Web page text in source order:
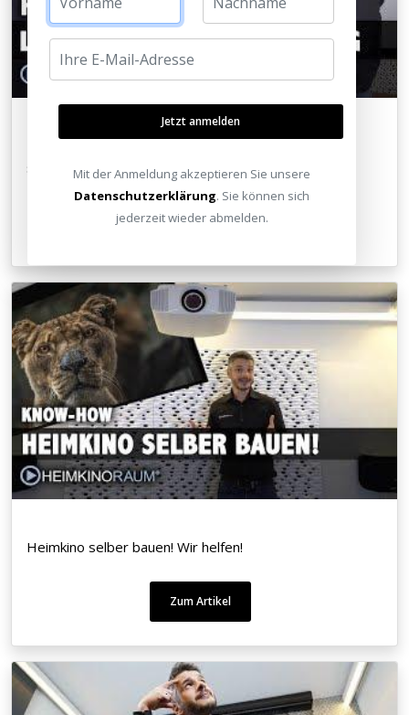
stellen? Spikes? etc.
Zum Artikel
Heimkino selber bauen! Wir helfen!
Zum Artikel
Jetzt anmelden
Mit der Anmeldung akzeptieren Sie unsere
Datenschutzerklärung. Sie können sich
jederzeit wieder abmelden.